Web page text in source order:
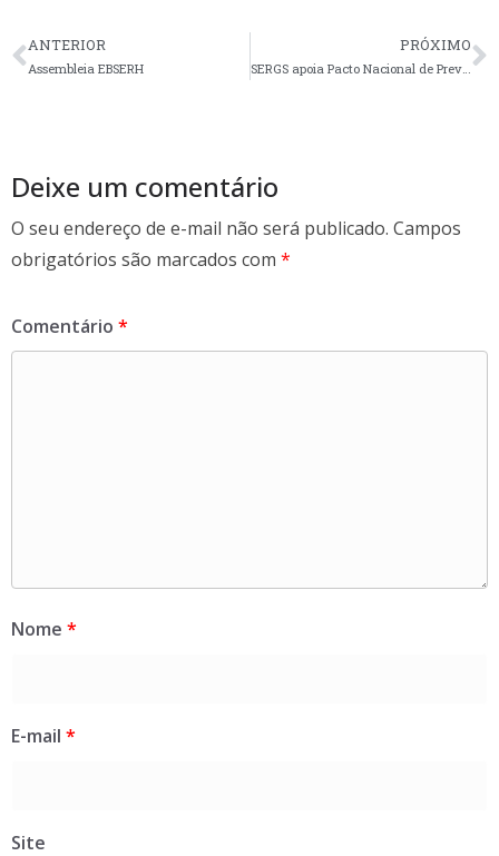
e
b
k
itt
er e
ANTERIOR
Assembleia EBSERH
PRÓXIMO
SERGS apoia Pacto Nacional de Prevenção aos Feminicidios
Deixe um comentário
O seu endereço de e-mail não será publicado. Campos
obrigatórios são marcados com *
Comentário *
Nome *
E-mail *
Site